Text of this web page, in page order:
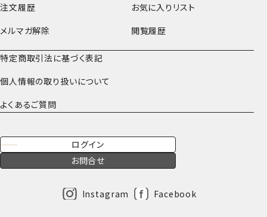
注文履歴
お気に入りリスト
メルマガ解除
閲覧履歴
特定商取引法に基づく表記
個人情報の取り扱いについて
よくあるご質問
ログイン
お問合せ
Instagram Facebook